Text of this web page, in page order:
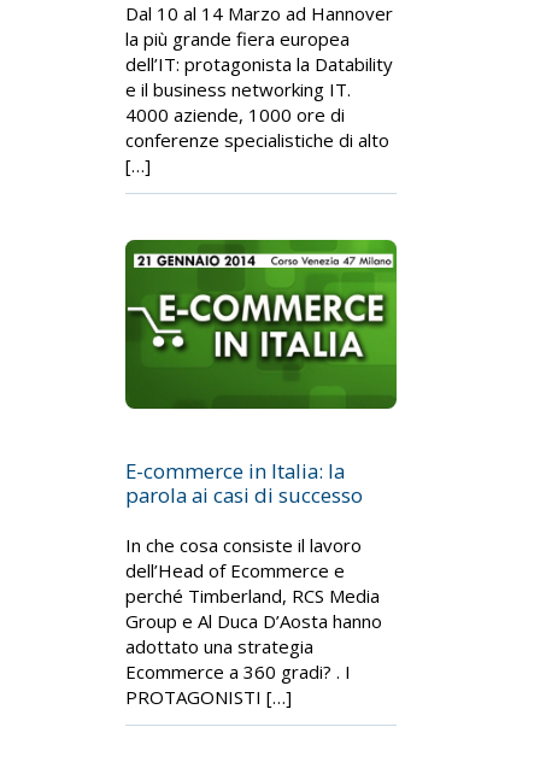
Dal 10 al 14 Marzo ad Hannover
la più grande fiera europea
dell’IT: protagonista la Datability
e il business networking IT.
4000 aziende, 1000 ore di
conferenze specialistiche di alto
[…]
E-commerce in Italia: la
parola ai casi di successo
In che cosa consiste il lavoro
dell’Head of Ecommerce e
perché Timberland, RCS Media
Group e Al Duca D’Aosta hanno
adottato una strategia
Ecommerce a 360 gradi? . I
PROTAGONISTI […]